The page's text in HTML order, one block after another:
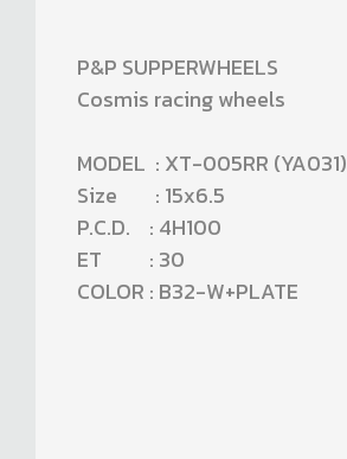
P&P SUPPERWHEELS
Cosmis racing wheels
MODEL : XT-005RR (YA031)
Size : 15x6.5
P.C.D. : 4H100
ET : 30
COLOR : B32-W+PLATE